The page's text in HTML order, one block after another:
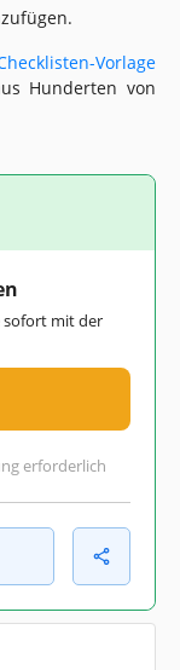
Vorlage
Hunderten von
sofort mit der
erforderlich